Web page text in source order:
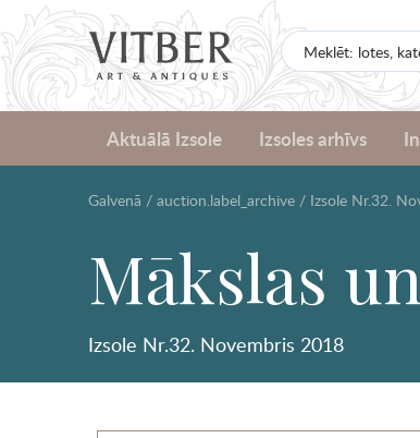
Aktuālā Izsole Izsoles arhīvs
Galvenā / auction.label_archive / Izsole Nr.32.
Mākslas
Izsole Nr.32. Novembris 2018